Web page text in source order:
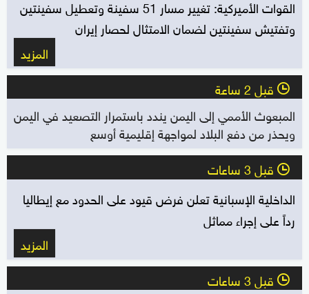
القوات الأميركية: تغيير مسار 51 سفينة وتعطيل سفينتين
وتفتيش سفينتين لضمان الامتثال لحصار إيران
المزيد
l قبل 2 ساعة
المبعوث الأممي إلى اليمن يندد باستمرار التصعيد في اليمن
ويحذر من دفع البلاد لمواجهة إقليمية أوسع
l قبل 3 ساعات
الداخلية الإسبانية تعلن فرض قيود على الحدود مع إيطاليا
رداً على إجراء مماثل
المزيد
l قبل 3 ساعات